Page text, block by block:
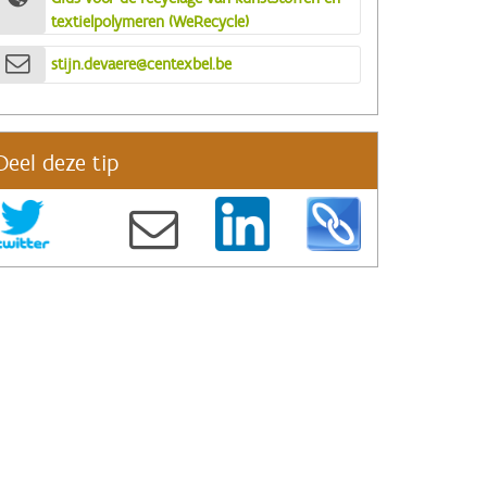
textielpolymeren (WeRecycle)
stijn.devaere@centexbel.be
deze tip